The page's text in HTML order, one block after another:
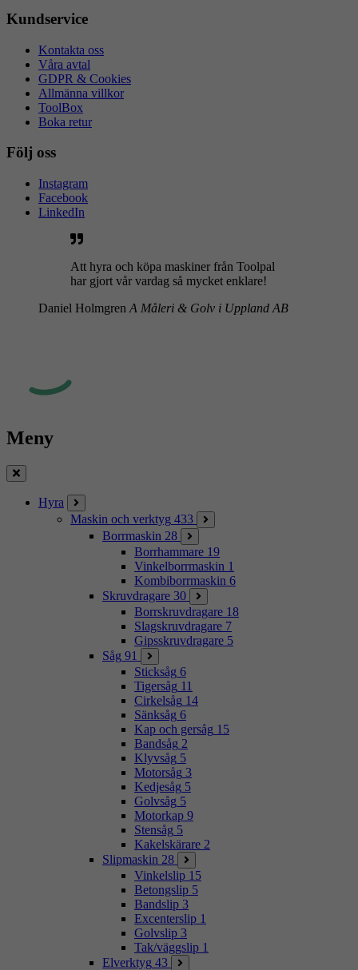
Kundservice
Kontakta oss
Våra avtal
GDPR & Cookies
Allmänna villkor
ToolBox
Boka retur
Följ oss
Instagram
Facebook
LinkedIn
Att hyra och köpa maskiner från Toolpal
har gjort vår vardag så mycket enklare!
Daniel Holmgren A Måleri & Golv i Uppland AB
Meny
Stäng
Hyra
Maskin och verktyg 433
Borrmaskin 28
Borrhammare 19
Vinkelborrmaskin 1
Kombiborrmaskin 6
Skruvdragare 30
Borrskruvdragare 18
Slagskruvdragare 7
Gipsskruvdragare 5
Såg 91
Sticksåg 6
Tigersåg 11
Cirkelsåg 14
Sänksåg 6
Kap och gersåg 15
Bandsåg 2
Klyvsåg 5
Motorsåg 3
Kedjesåg 5
Golvsåg 5
Motorkap 9
Stensåg 5
Kakelskärare 2
Slipmaskin 28
Vinkelslip 15
Betongslip 5
Bandslip 3
Excenterslip 1
Golvslip 3
Tak/väggslip 1
Elverktyg 43